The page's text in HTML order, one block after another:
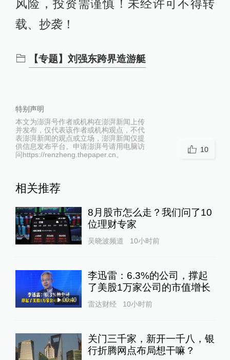
风险，投资需谨慎！未经许可不得转
载、抄袭！
【专题】刘强东跨界造游艇
特别声明
本文为澎湃号作者或机构在澎湃新闻上传
并发布，仅代表该作者或机构观点，不代
表澎湃新闻的观点或立场，澎湃新闻仅提
供信息发布平台。申请澎湃号请用电脑访
问https://renzheng.thepaper.cn。
10
相关推荐
8月股市怎么走？我们问了10
位理财专家
吴晓波频道 10小时前
00:40
李迅雷：6.3%的公司，撑起
了美股1万家公司的市值增长
雷达财经 10小时前
关门三千家，新开一千八，银
行折腾网点布局想干嘛？